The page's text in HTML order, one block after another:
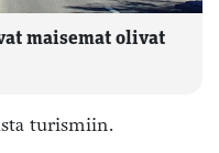
maisemat olivat
turismiin.